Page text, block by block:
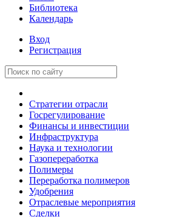
Библиотека
Календарь
Вход
Регистрация
Стратегии отрасли
Госрегулирование
Финансы и инвестиции
Инфраструктура
Наука и технологии
Газопереработка
Полимеры
Переработка полимеров
Удобрения
Отраслевые мероприятия
Сделки